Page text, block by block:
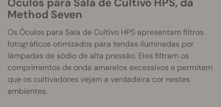
Method Seven
Os Óculos para Sala de Cultivo HPS apresentam filtros
fotográficos otimizados para tendas iluminadas por
lâmpadas de sódio de alta pressão. Eles filtram os
comprimentos de onda amarelos excessivos e permitem
que os cultivadores vejam a verdadeira cor nestes
ambientes.